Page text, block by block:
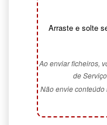
Arraste e solte
Ao enviar ficheiros,
de
Não envie conteúdo